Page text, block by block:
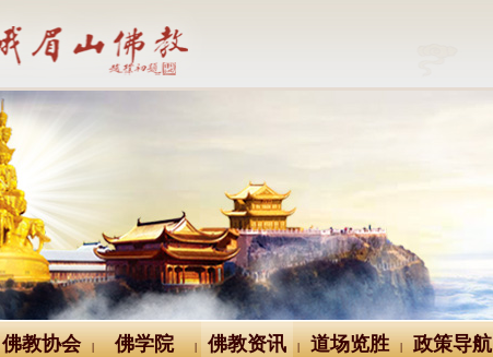
佛教协会 | 佛学院 | 佛教资讯 | 道场览胜 | 政策导航